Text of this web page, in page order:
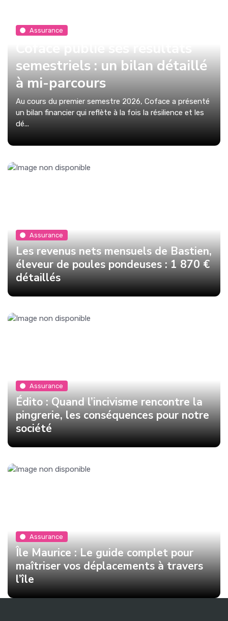
Assurance
Coface publie ses résultats
semestriels : un bilan détaillé
à mi-parcours
Au cours du premier semestre 2026, Coface a présenté
un bilan financier qui reflète à la fois la résilience et les
dé...
Assurance
Les revenus nets mensuels de Bastien,
éleveur de poules pondeuses : 1 870 €
détaillés
Assurance
Édito : Quand l’incivisme rencontre la
pingrerie, les conséquences pour notre
société
Assurance
Île Maurice : Le guide complet pour
maîtriser vos déplacements à travers
l’île